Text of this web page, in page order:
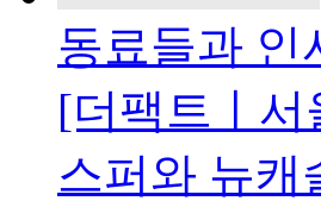
동료들과 인
[더팩트ㅣ서
스퍼와 뉴캐